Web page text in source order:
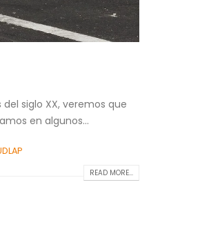
siglo XX, veremos que
en algunos...
READ MORE...